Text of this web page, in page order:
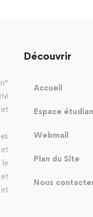
Découvrir
Accueil
Espace
Webmail
Plan du Site
Nous